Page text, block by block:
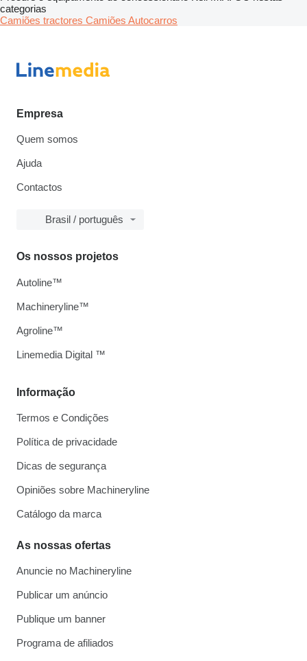
categorias
Camiões tractores Camiões Autocarros
Empresa
Quem somos
Ajuda
Contactos
Brasil / português
Informação
Termos e Condições
Política de privacidade
Dicas de segurança
Opiniões sobre Machineryline
Catálogo da marca
As nossas ofertas
Anuncie no Machineryline
Publicar um anúncio
Publique um banner
Programa de afiliados
Os nossos projetos
Autoline™
Machineryline™
Agroline™
Linemedia Digital ™